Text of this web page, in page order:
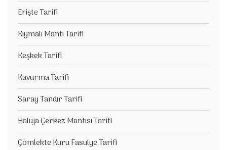
Erişte Tarifi
Kıymalı Mantı Tarifi
Keşkek Tarifi
Kavurma Tarifi
Saray Tandır Tarifi
Haluja Çerkez Mantısı Tarifi
Çömlekte Kuru Fasulye Tarifi